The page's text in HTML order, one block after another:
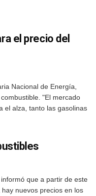
el precio del
Nacional de Energía,
"El mercado
el alza, tanto las gasolinas
que a partir de este
nuevos precios en los